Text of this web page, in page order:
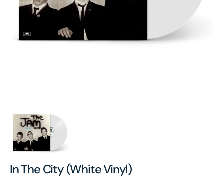
In The City (White Vinyl)
啟